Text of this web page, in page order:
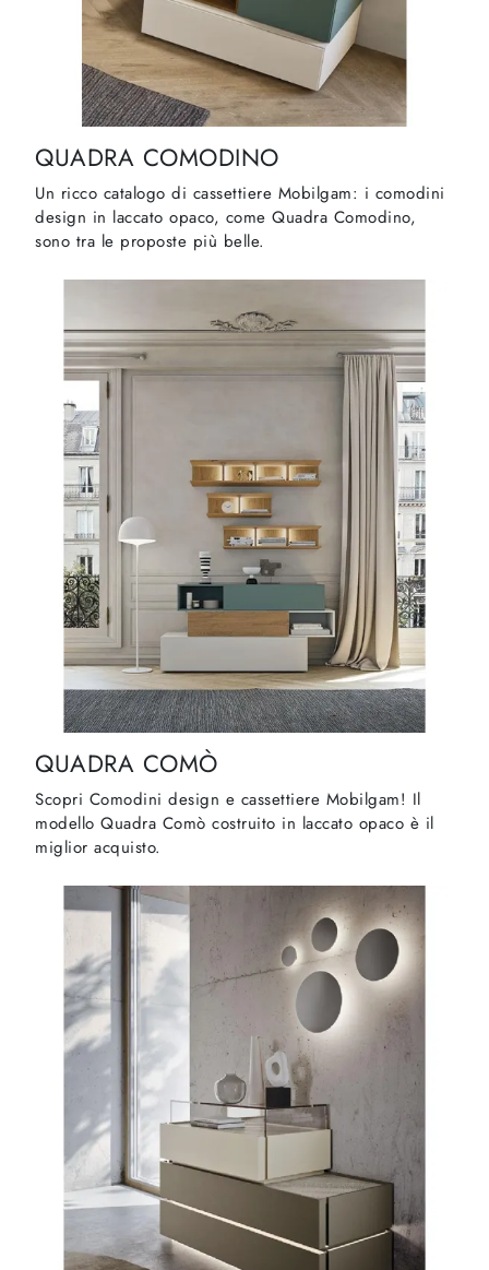
QUADRA COMODINO
Un ricco catalogo di cassettiere Mobilgam: i comodini
design in laccato opaco, come Quadra Comodino,
sono tra le proposte più belle.
QUADRA COMÒ
Scopri Comodini design e cassettiere Mobilgam! Il
modello Quadra Comò costruito in laccato opaco è il
miglior acquisto.